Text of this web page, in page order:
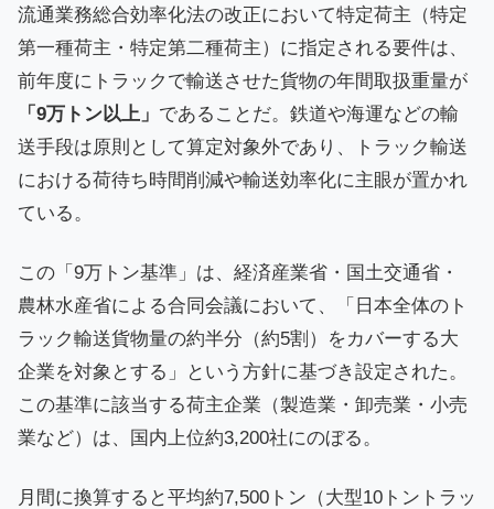
流通業務総合効率化法の改正において特定荷主（特定
第一種荷主・特定第二種荷主）に指定される要件は、
前年度にトラックで輸送させた貨物の年間取扱重量が
「9万トン以上」 であることだ。鉄道や海運などの輸
送手段は原則として算定対象外であり、トラック輸送
における荷待ち時間削減や輸送効率化に主眼が置かれ
ている。
この「9万トン基準」は、経済産業省・国土交通省・
農林水産省による合同会議において、「日本全体のト
ラック輸送貨物量の約半分（約5割）をカバーする大
企業を対象とする」という方針に基づき設定された。
この基準に該当する荷主企業（製造業・卸売業・小売
業など）は、国内上位約3,200社にのぼる。
月間に換算すると平均約7,500トン（大型10トントラッ